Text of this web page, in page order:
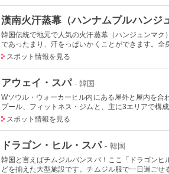
漢南火汗蒸幕（ハンナムプルハンジ
韓国伝統で地元で人気の火汗蒸幕（ハンジュンマ
であったまり、汗をっぱいかくことができます。全
スポット情報を見る
アウェイ・スパ - 韓国
Wソウル・ウォーカーヒル内にある屋外と屋内を合
プール、フィットネス・ジムと、主に3エリアで構
スポット情報を見る
ドラゴン・ヒル・スパ - 韓国
韓国と言えばチムジルバンスパ！ここ「ドラゴン
どを揃えた大型施設です。チムジル服で一日過ごせ